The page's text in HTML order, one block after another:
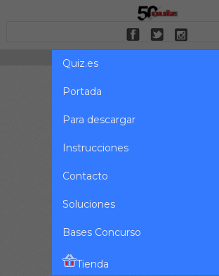
Quiz.es
Portada
Para descargar
Instrucciones
Contacto
Soluciones
Bases Concurso
Tienda